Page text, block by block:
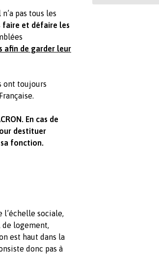
pas tous les
faire et défaire les
afin de garder leur
ont toujours
En cas de
destituer
fonction.
l’échelle sociale,
de logement,
est haut dans la
donc pas à